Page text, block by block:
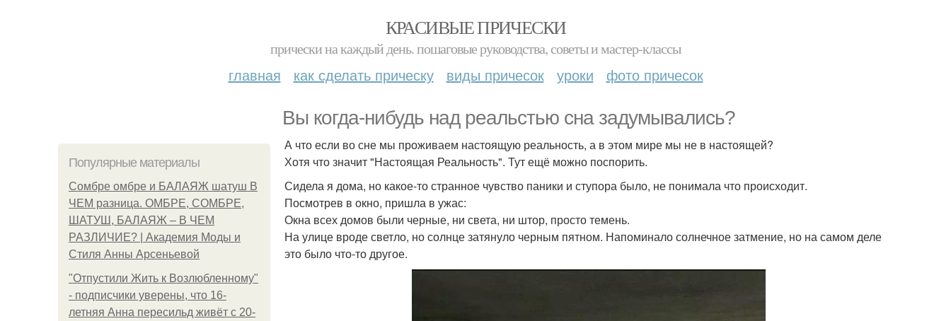
КРАСИВЫЕ ПРИЧЕСКИ
прически на каждый день. пошаговые руководства, советы и мастер-классы
главная как сделать прическу виды причесок уроки фото причесок
Вы когда-нибудь над реальстью сна задумывались?
Популярные материалы
Сомбре омбре и БАЛАЯЖ шатуш В
ЧЕМ разница. ОМБРЕ, СОМБРЕ,
ШАТУШ, БАЛАЯЖ – В ЧЕМ
РАЗЛИЧИЕ? | Академия Моды и
Стиля Анны Арсеньевой
"Отпустили Жить к Возлюбленному"
- подписчики уверены, что 16-
летняя Анна пересильд живёт с 20-
А что если во сне мы проживаем настоящую реальность, а в этом мире мы не в настоящей?
Хотя что значит "Настоящая Реальность". Тут ещё можно поспорить.
Сидела я дома, но какое-то странное чувство паники и ступора было, не понимала что происходит.
Посмотрев в окно, пришла в ужас:
Окна всех домов были черные, ни света, ни штор, просто темень.
На улице вроде светло, но солнце затянуло черным пятном. Напоминало солнечное затмение, но на самом деле
это было что-то другое.